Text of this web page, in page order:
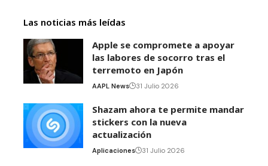
Las noticias más leídas
Apple se compromete a apoyar
las labores de socorro tras el
terremoto en Japón
AAPL News 31 Julio 2026
Shazam ahora te permite mandar
stickers con la nueva
actualización
Aplicaciones 31 Julio 2026